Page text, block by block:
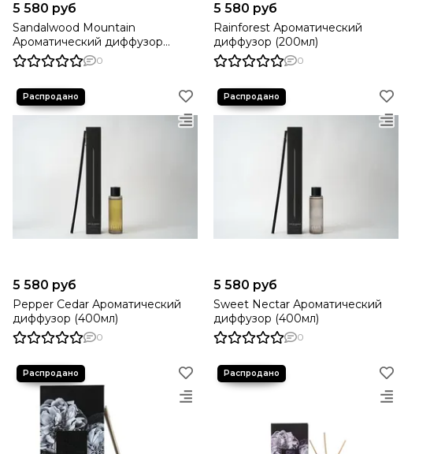
5 580 руб
Sandalwood Mountain
Ароматический диффузор
(200мл)
0
5 580 руб
Rainforest Ароматический
диффузор (200мл)
0
5 580 руб
Pepper Cedar Ароматический
диффузор (400мл)
0
5 580 руб
Sweet Nectar Ароматический
диффузор (400мл)
0